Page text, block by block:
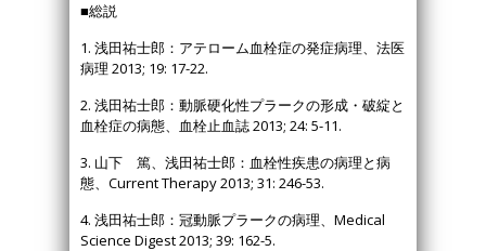
■総説
1. 浅田祐士郎：アテローム血栓症の発症病理、法医
病理 2013; 19: 17-22.
2. 浅田祐士郎：動脈硬化性プラークの形成・破綻と
血栓症の病態、血栓止血誌 2013; 24: 5-11.
3. 山下 篤、浅田祐士郎：血栓性疾患の病理と病
態、Current Therapy 2013; 31: 246-53.
4. 浅田祐士郎：冠動脈プラークの病理、Medical
Science Digest 2013; 39: 162-5.